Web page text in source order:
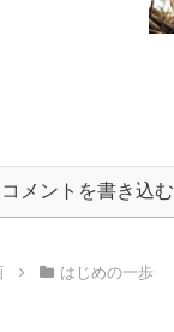
コメントを書き込む
はじめの一歩